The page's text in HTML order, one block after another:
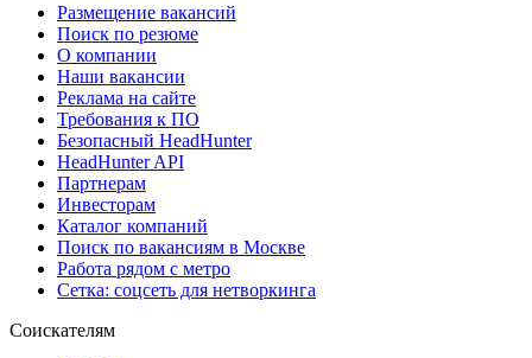
Размещение вакансий
Поиск по резюме
О компании
Наши вакансии
Реклама на сайте
Требования к ПО
Безопасный HeadHunter
HeadHunter API
Партнерам
Инвесторам
Каталог компаний
Поиск по вакансиям в Москве
Работа рядом с метро
Сетка: соцсеть для нетворкинга
Соискателям